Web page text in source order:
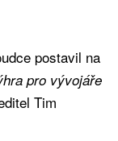
postavil na
pro vývojáře
Tim